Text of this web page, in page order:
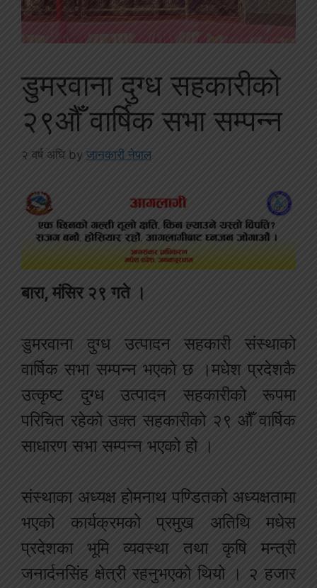
डुमरवाना दुग्ध सहकारीको
२९औँ वार्षिक सभा सम्पन्न
२ वर्ष अघि by जानकारी नेपाल
बारा, मंसिर २९ गते ।
डुमरवाना दुग्ध उत्पादन सहकारी संस्थाको
वार्षिक सभा सम्पन्न भएको छ ।मधेश प्रदेशकै
उत्कृष्ट दुग्ध उत्पादन सहकारीको रूपमा
परिचित रहेको उक्त सहकारीको २९ औँ वार्षिक
साधारण सभा सम्पन्न भएको हो ।
संस्थाका अध्यक्ष होमनाथ पण्डितको अध्यक्षतामा
भएको कार्यक्रमको प्रमुख अतिथि मधेस
प्रदेशका भूमि व्यवस्था तथा कृषि मन्त्री
जनार्दनसिंह क्षेत्री रहनुभएको थियो । २ हजार